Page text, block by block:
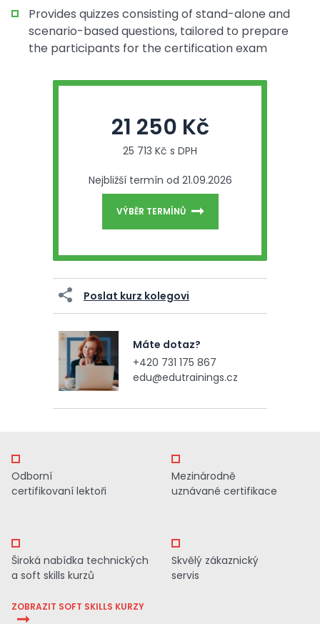
Provides quizzes consisting of stand-alone and
scenario-based questions, tailored to prepare
the participants for the certification exam
21 250 Kč
25 713 Kč s DPH
Nejbližší termín od 21.09.2026
VÝBĚR TERMÍNŮ
Poslat kurz kolegovi
Máte dotaz?
+420 731 175 867
edu@edutrainings.cz
Odborní
certifikovaní lektoři
Mezinárodně
uznávané certifikace
Široká nabídka technických
a soft skills kurzů
ZOBRAZIT SOFT SKILLS KURZY
Skvělý zákaznický
servis